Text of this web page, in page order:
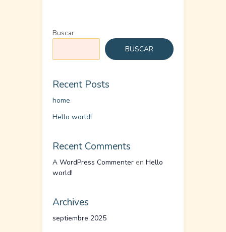
Buscar
BUSCAR
Recent Posts
home
Hello world!
Recent Comments
A WordPress Commenter en Hello
world!
Archives
septiembre 2025